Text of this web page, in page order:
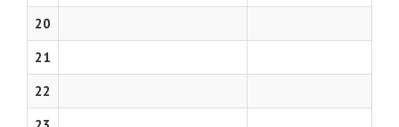
20
21
22